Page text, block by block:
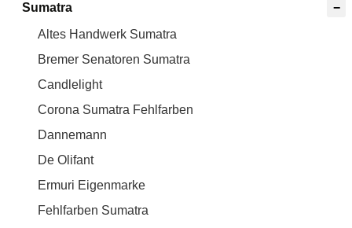
Sumatra
Altes Handwerk Sumatra
Bremer Senatoren Sumatra
Candlelight
Corona Sumatra Fehlfarben
Dannemann
De Olifant
Ermuri Eigenmarke
Fehlfarben Sumatra